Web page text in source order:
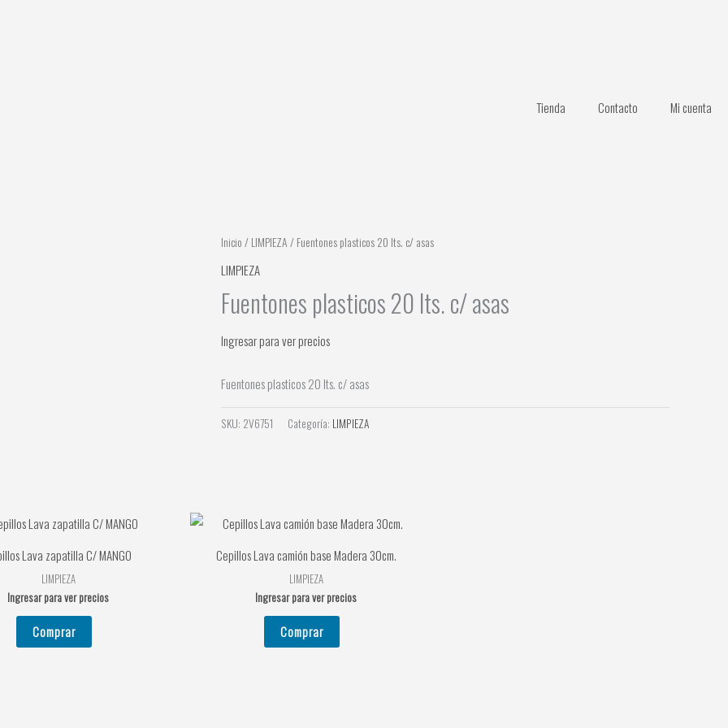
Tienda Contacto Mi cuenta
Inicio / LIMPIEZA / Fuentones plasticos 20 lts. c/ asas
LIMPIEZA
Fuentones plasticos 20 lts. c/ asas
Ingresar para ver precios
Fuentones plasticos 20 lts. c/ asas
SKU: 2V6751 Categoría: LIMPIEZA
Lava zapatilla C/ MANGO
LIMPIEZA
Ingresar para ver precios
Comprar
Cepillos Lava camión base Madera 30cm.
LIMPIEZA
Ingresar para ver precios
Comprar